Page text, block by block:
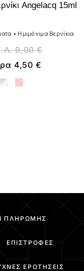
Angelacq 15ml
• Ημιμόνιμα Βερνίκια
9,00€
4,50 €
ΠΛΗΡΩΜΉΣ
ΕΠΙΣΤΡΟΦΈΣ
ΕΡΩΤΉΣΕΙΣ